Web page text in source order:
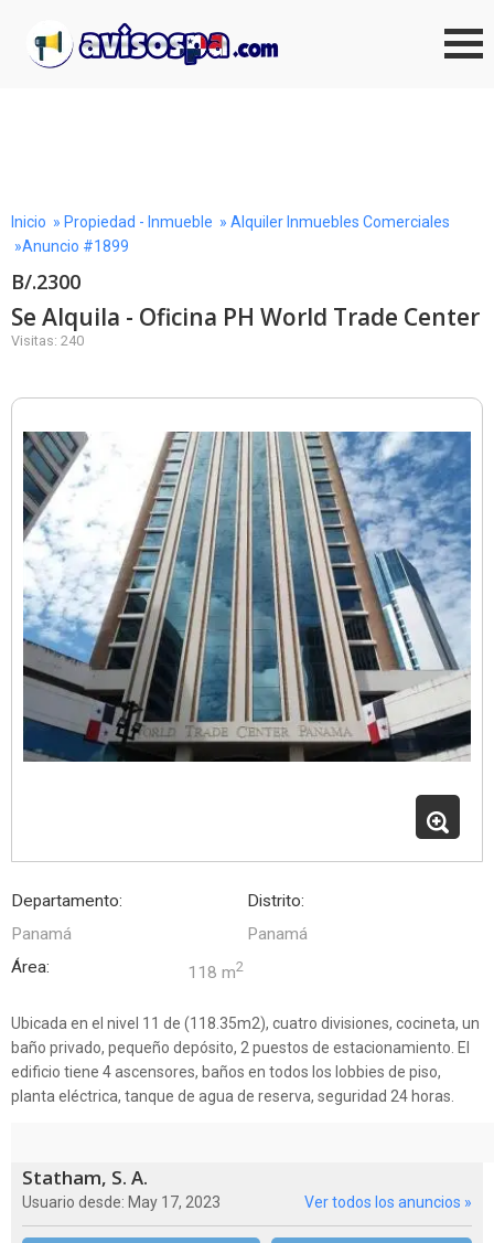
Inicio » Propiedad - Inmueble » Alquiler Inmuebles Comerciales
»Anuncio #1899
B/.2300
Se Alquila - Oficina PH World Trade Center
Visitas: 240
Departamento:
Panamá
Distrito:
Panamá
Área:
118 m2
Ubicada en el nivel 11 de (118.35m2), cuatro divisiones, cocineta, un
baño privado, pequeño depósito, 2 puestos de estacionamiento. El
edificio tiene 4 ascensores, baños en todos los lobbies de piso,
planta eléctrica, tanque de agua de reserva, seguridad 24 horas.
Statham, S. A.
Usuario desde: May 17, 2023 Ver todos los anuncios »